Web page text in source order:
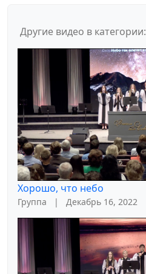
Другие видео в категории:
Хорошо, что небо
Группа | Декабрь 16, 2022